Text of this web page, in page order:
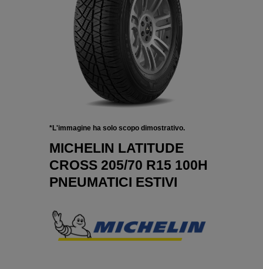
*L'immagine ha solo scopo dimostrativo.
MICHELIN LATITUDE
CROSS 205/70 R15 100H
PNEUMATICI ESTIVI